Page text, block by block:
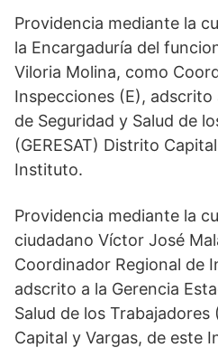
Providencia mediante la
la Encargaduría del
Viloria Molina, como
Inspecciones (E), adscrito
de Seguridad y Salud de
(GERESAT) Distrito
Instituto.
Providencia mediante la
ciudadano Víctor José
Coordinador Regional de
adscrito a la Gerencia
Salud de los Trabajadores
Capital y Vargas, de este